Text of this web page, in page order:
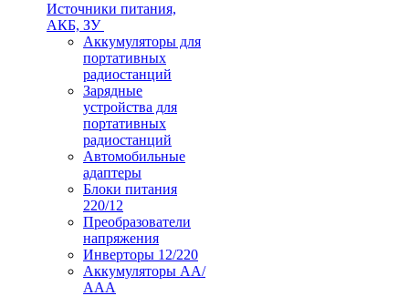
Источники питания,
АКБ, ЗУ
Аккумуляторы для
портативных
радиостанций
Зарядные
устройства для
портативных
радиостанций
Автомобильные
адаптеры
Блоки питания
220/12
Преобразователи
напряжения
Инверторы 12/220
Аккумуляторы АА/
ААА